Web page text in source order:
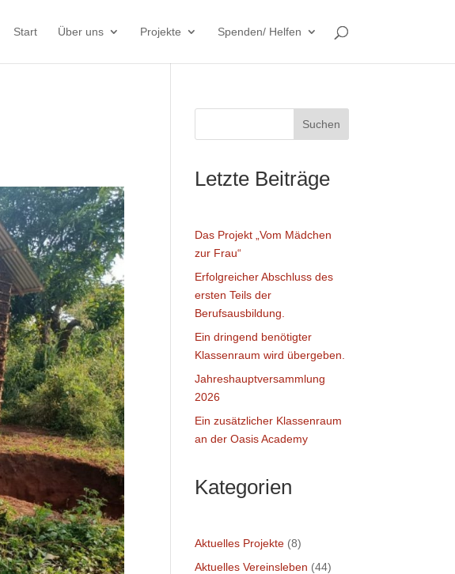
Start Über uns Projekte Spenden/ Helfen
Suchen
Letzte Beiträge
Das Projekt „Vom Mädchen
zur Frau“
Erfolgreicher Abschluss des
ersten Teils der
Berufsausbildung.
Ein dringend benötigter
Klassenraum wird übergeben.
Jahreshauptversammlung
2026
Ein zusätzlicher Klassenraum
an der Oasis Academy
Kategorien
Aktuelles Projekte (8)
Aktuelles Vereinsleben (44)